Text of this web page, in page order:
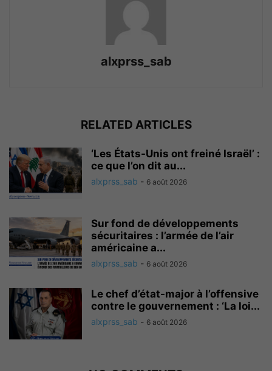
alxprss_sab
RELATED ARTICLES
‘Les États-Unis ont freiné Israël’ :
ce que l’on dit au...
alxprss_sab - 6 août 2026
Sur fond de développements
sécuritaires : l’armée de l’air
américaine a...
alxprss_sab - 6 août 2026
Le chef d’état-major à l’offensive
contre le gouvernement : ‘La loi...
alxprss_sab - 6 août 2026